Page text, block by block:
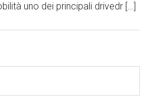
uno dei principali drivedr […]